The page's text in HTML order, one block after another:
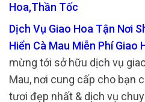
Hoa,Thần Tốc
Dịch Vụ Giao Hoa Tận Nơi
Hiển Cà Mau Miễn Phí Giao
mừng tới sở hữu dịch vụ
Mau, nơi cung cấp cho bạn
tươi đẹp nhất & dịch vụ